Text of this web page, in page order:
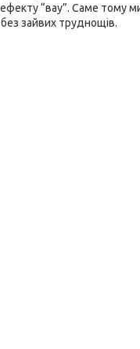
ефекту “вау”. Саме тому
зайвих труднощів.